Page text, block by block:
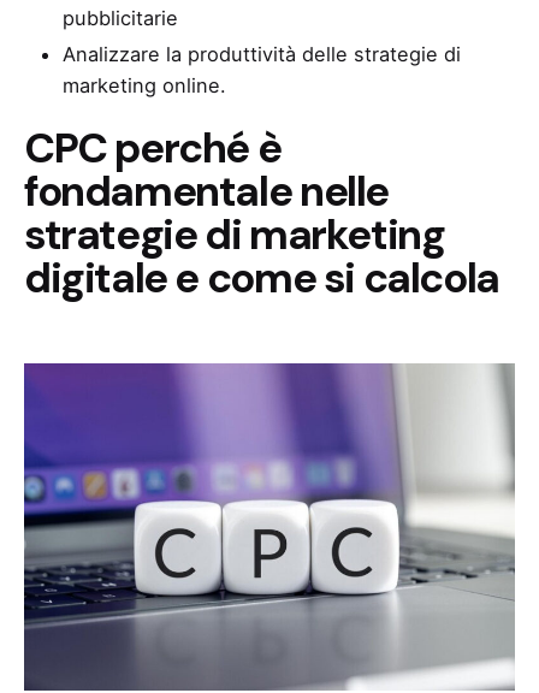
pubblicitarie
Analizzare la produttività delle strategie di
marketing online.
CPC perché è
fondamentale nelle
strategie di marketing
digitale e come si calcola